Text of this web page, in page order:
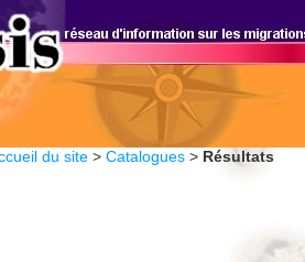
du site > Catalogues > Résultats